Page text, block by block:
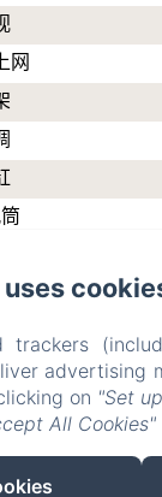
网
de
150
trackers
advertising
on "Set
All Cookies"